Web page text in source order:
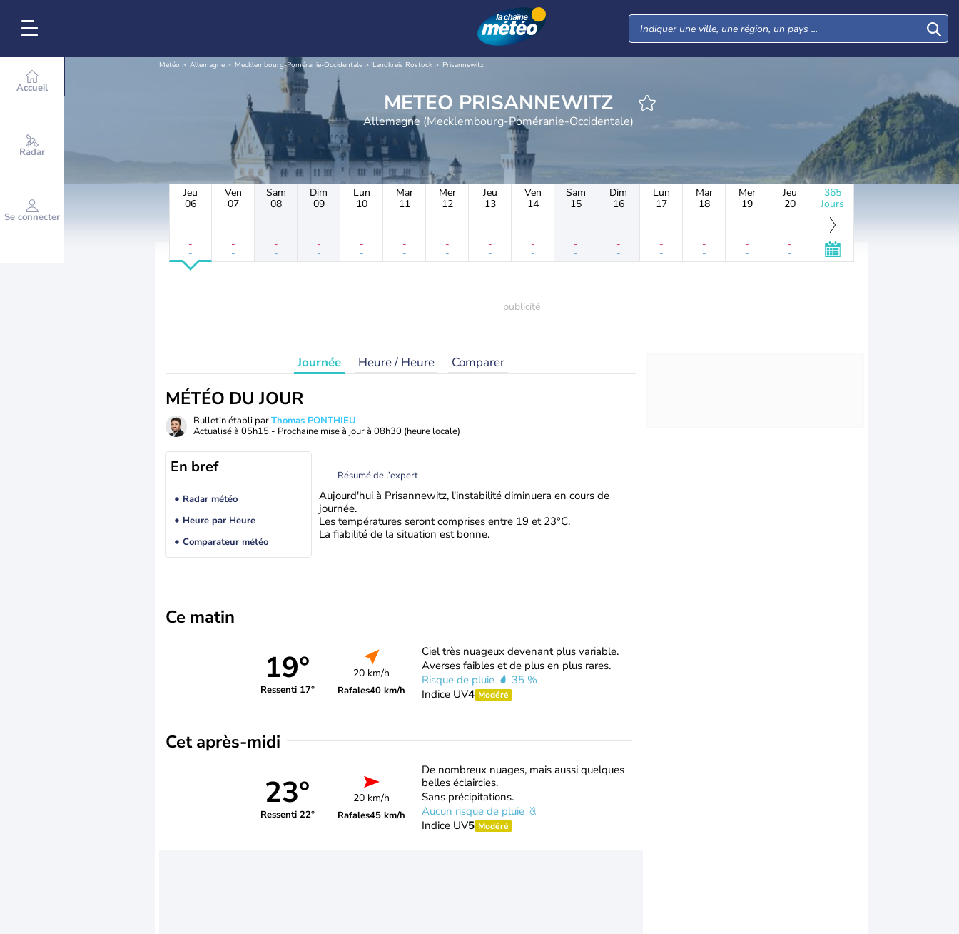
Accueil
Radar
Se connecter
Météo Allemagne Mecklembourg-Poméranie-Occidentale Landkreis Rostock Prisannewitz
METEO PRISANNEWITZ
Allemagne (Mecklembourg-Poméranie-Occidentale)
Jeu
06
-
-
Ven
07
-
-
Sam
08
-
-
Dim
09
-
-
Lun
10
-
-
Mar
11
-
-
Mer
12
-
-
Jeu
13
-
-
Ven
14
-
-
Sam
15
-
-
Dim
16
-
-
Lun
17
-
-
Mar
18
-
-
Mer
19
-
-
Jeu
20
-
-
365
Jours
Journée Heure / Heure Comparer
MÉTÉO DU JOUR
Bulletin établi parThomas PONTHIEU
Actualisé à 05h15 - Prochaine mise à jour à 08h30 (heure locale)
En bref
Radar météo
Heure par Heure
Comparateur météo
Résumé de l’expert
Aujourd'hui à Prisannewitz, l'instabilité diminuera en cours de
journée.
Les températures seront comprises entre 19 et 23°C.
La fiabilité de la situation est bonne.
Ce matin
19°
Ressenti 17°
20 km/h
Rafales40 km/h
Ciel très nuageux devenant plus variable.
Averses faibles et de plus en plus rares.
Risque de pluie
35 %
Indice UV4 Modéré
Cet après-midi
23°
Ressenti 22°
20 km/h
Rafales45 km/h
De nombreux nuages, mais aussi quelques
belles éclaircies.
Sans précipitations.
Aucun risque de pluie
Indice UV5 Modéré